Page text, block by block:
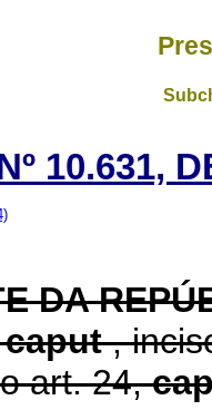
10.631,
DA
caput,
art. 24,